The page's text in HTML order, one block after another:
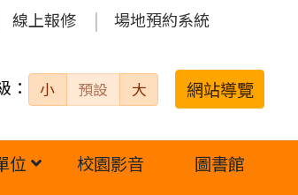
線上報修 場地預約系統
： 小 預設 大 網站導覽
位 校園影音
圖書館